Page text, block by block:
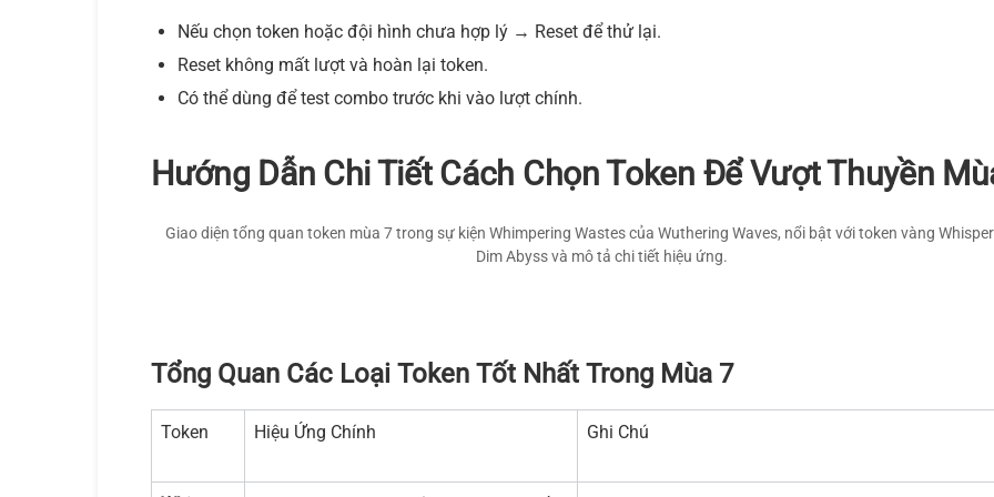
Nếu chọn token hoặc đội hình chưa hợp lý → Reset để thử lại.
Reset không mất lượt và hoàn lại token.
Có thể dùng để test combo trước khi vào lượt chính.
Hướng Dẫn Chi Tiết Cách Chọn Token Để Vượt Thuyền
Giao diện tổng quan token mùa 7 trong sự kiện Whimpering Wastes của Wuthering Waves, nổi bật với token vàng
Dim Abyss và mô tả chi tiết hiệu ứng.
Tổng Quan Các Loại Token Tốt Nhất Trong Mùa 7
Token Hiệu Ứng Chính Ghi Chú